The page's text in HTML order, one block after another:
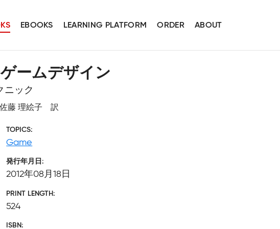
EBOOKS LEARNING PLATFORM ORDER ABOUT
ームデザイン
ニック
藤 理絵子 訳
TOPICS
Game
発行年月日
2012年08月18日
PRINT LENGTH
524
ISBN